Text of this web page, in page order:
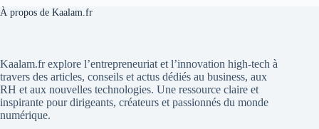
À propos de Kaalam.fr
Kaalam.fr explore l’entrepreneuriat et l’innovation high-tech à
travers des articles, conseils et actus dédiés au business, aux
RH et aux nouvelles technologies. Une ressource claire et
inspirante pour dirigeants, créateurs et passionnés du monde
numérique.